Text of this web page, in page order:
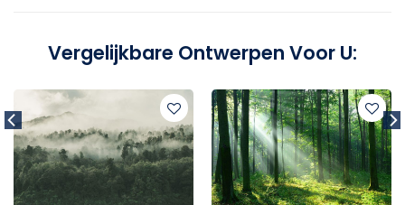
Vergelijkbare Ontwerpen Voor U: